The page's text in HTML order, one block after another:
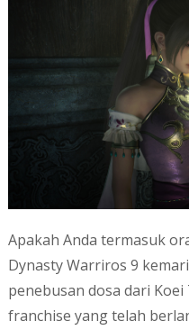
Apakah Anda termasuk
Dynasty Warriros 9
penebusan dosa dari
franchise yang telah